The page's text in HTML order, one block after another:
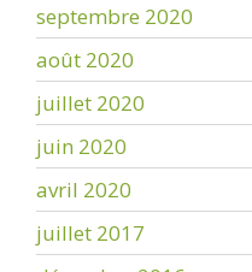
septembre 2020
août 2020
juillet 2020
juin 2020
avril 2020
juillet 2017